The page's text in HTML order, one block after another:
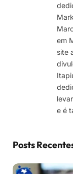
em
site
e é
Posts